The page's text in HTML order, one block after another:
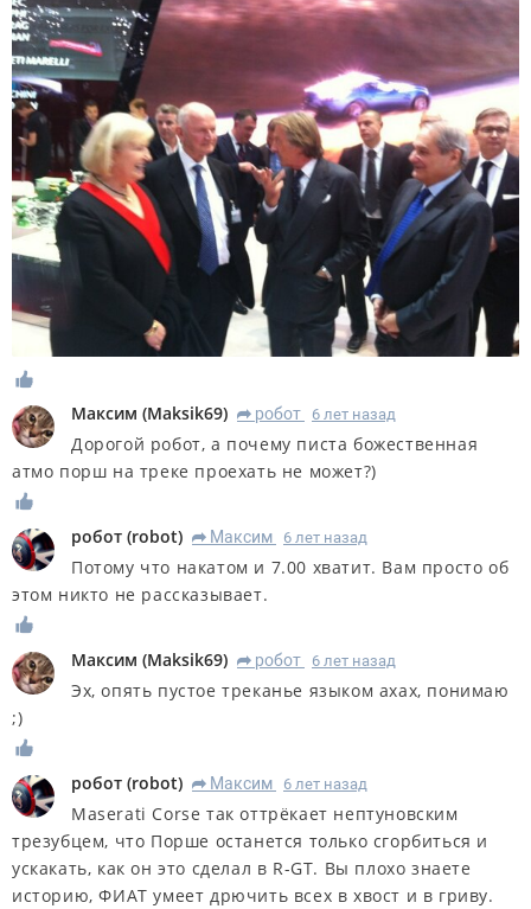
Максим (Maksik69) R робот 6 лет назад
Дорогой робот, а почему писта божественная
атмо порш на треке проехать не может?)
робот (robot) R Максим 6 лет назад
Потому что накатом и 7.00 хватит. Вам просто об
этом никто не рассказывает.
Максим (Maksik69) R робот 6 лет назад
Эх, опять пустое треканье языком ахах, понимаю
;)
робот (robot) R Максим 6 лет назад
Maserati Corse так оттрёкает нептуновским
трезубцем, что Порше останется только сгорбиться и
ускакать, как он это сделал в R-GT. Вы плохо знаете
историю, ФИАТ умеет дрючить всех в хвост и в гриву.